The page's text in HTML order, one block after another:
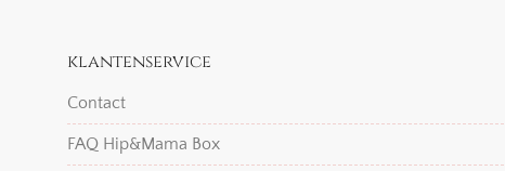
klantenservice
Contact
FAQ Hip&Mama Box